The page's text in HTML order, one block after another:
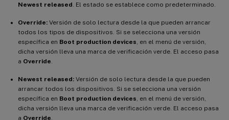
Newest released . El estado se establece como predeterminado.
Override: Versión de solo lectura desde la que pueden arrancar
todos los tipos de dispositivos. Si se selecciona una versión
específica en Boot production devices , en el menú de versión,
dicha versión lleva una marca de verificación verde. El acceso pasa
a Override
Newest released: Versión de solo lectura desde la que pueden
arrancar todos los dispositivos. Si se selecciona una versión
específica en Boot production devices , en el menú de versión,
dicha versión lleva una marca de verificación verde. El acceso pasa
a Override